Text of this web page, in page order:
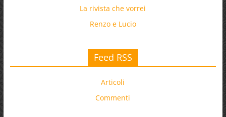
La rivista che vorrei
Renzo e Lucio
Feed RSS
Articoli
Commenti